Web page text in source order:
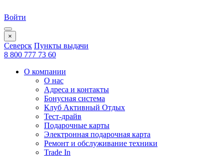
Войти
×
Северск Пункты выдачи
8 800 777 73 60
О компании
О нас
Адреса и контакты
Бонусная система
Клуб Активный Отдых
Тест-драйв
Подарочные карты
Электронная подарочная карта
Ремонт и обслуживание техники
Trade In